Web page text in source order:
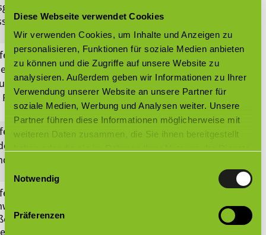
Diese Webseite verwendet Cookies
Wir verwenden Cookies, um Inhalte und Anzeigen zu
personalisieren, Funktionen für soziale Medien anbieten
zu können und die Zugriffe auf unsere Website zu
analysieren. Außerdem geben wir Informationen zu Ihrer
Verwendung unserer Website an unsere Partner für
soziale Medien, Werbung und Analysen weiter. Unsere
Partner führen diese Informationen möglicherweise mit
weiteren Daten zusammen, die Sie ihnen bereitgestellt
Einwilligungsauswahl
Notwendig
Präferenzen
versandkostenfrei
in
EU-
€ 35,00 € 750,00
in die
EU,